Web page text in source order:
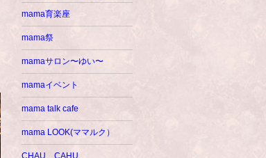
mama育楽座
mama祭
mamaサロン〜ゆい〜
mamaイベント
mama talk cafe
mama LOOK(ママルク）
CHAU CAHU